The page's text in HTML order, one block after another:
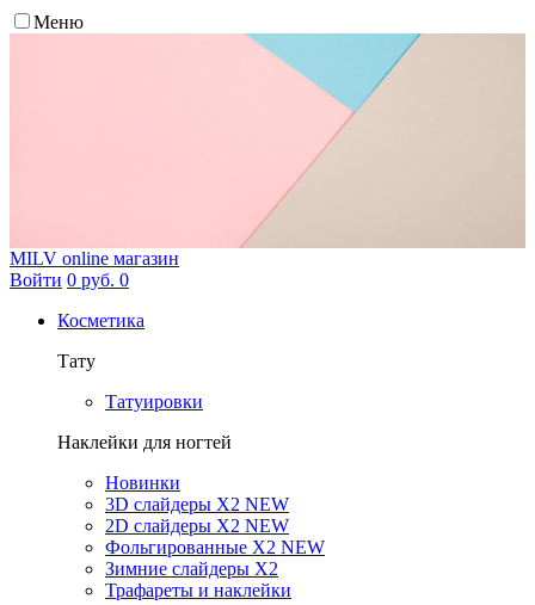
Меню
MILV online магазин
Войти 0 руб. 0
Косметика
Тату
Татуировки
Наклейки для ногтей
Новинки
3D слайдеры X2 NEW
2D слайдеры X2 NEW
Фольгированные X2 NEW
Зимние слайдеры Х2
Трафареты и наклейки